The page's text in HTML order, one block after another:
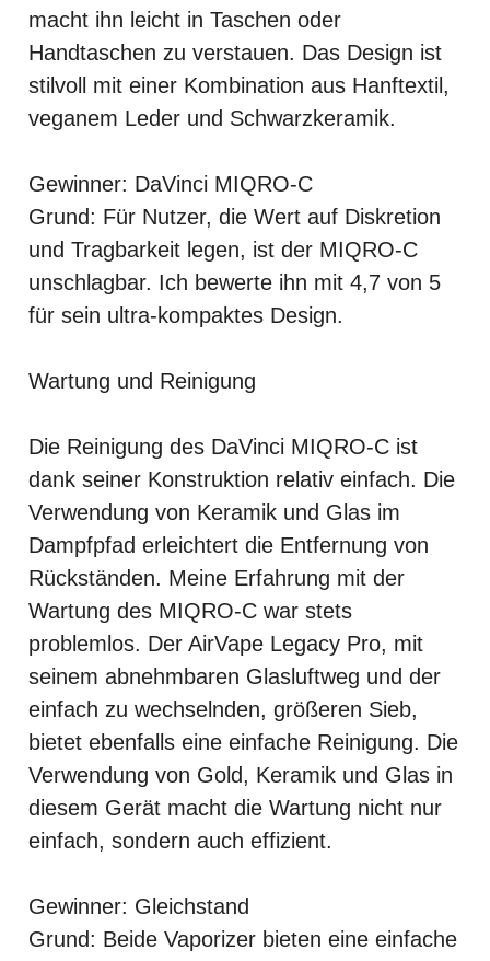
macht ihn leicht in Taschen oder
Handtaschen zu verstauen. Das Design ist
stilvoll mit einer Kombination aus Hanftextil,
veganem Leder und Schwarzkeramik.
Gewinner: DaVinci MIQRO-C
Grund: Für Nutzer, die Wert auf Diskretion
und Tragbarkeit legen, ist der MIQRO-C
unschlagbar. Ich bewerte ihn mit 4,7 von 5
für sein ultra-kompaktes Design.
Wartung und Reinigung
Die Reinigung des DaVinci MIQRO-C ist
dank seiner Konstruktion relativ einfach. Die
Verwendung von Keramik und Glas im
Dampfpfad erleichtert die Entfernung von
Rückständen. Meine Erfahrung mit der
Wartung des MIQRO-C war stets
problemlos. Der AirVape Legacy Pro, mit
seinem abnehmbaren Glasluftweg und der
einfach zu wechselnden, größeren Sieb,
bietet ebenfalls eine einfache Reinigung. Die
Verwendung von Gold, Keramik und Glas in
diesem Gerät macht die Wartung nicht nur
einfach, sondern auch effizient.
Gewinner: Gleichstand
Grund: Beide Vaporizer bieten eine einfache